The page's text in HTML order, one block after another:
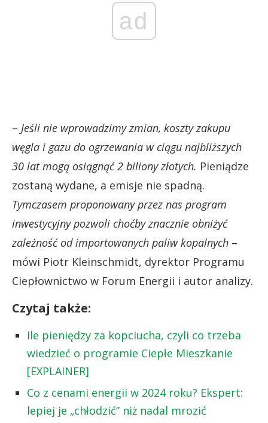
ad
– Jeśli nie wprowadzimy zmian, koszty zakupu
węgla i gazu do ogrzewania w ciągu najbliższych
30 lat mogą osiągnąć 2 biliony złotych. Pieniądze
zostaną wydane, a emisje nie spadną.
Tymczasem proponowany przez nas program
inwestycyjny pozwoli choćby znacznie obniżyć
zależność od importowanych paliw kopalnych –
mówi Piotr Kleinschmidt, dyrektor Programu
Ciepłownictwo w Forum Energii i autor analizy.
Czytaj także:
Ile pieniędzy za kopciucha, czyli co trzeba
wiedzieć o programie Ciepłe Mieszkanie
[EXPLAINER]
Co z cenami energii w 2024 roku? Ekspert:
lepiej je „chłodzić” niż nadal mrozić